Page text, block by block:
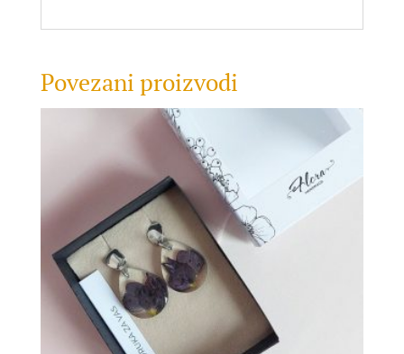
Povezani proizvodi